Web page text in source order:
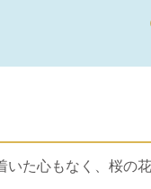
た心もなく、桜の